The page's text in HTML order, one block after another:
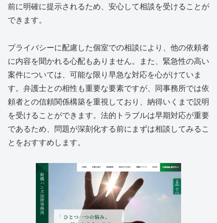
前に明確に提示されるため、安心して相談を受けることが
できます。
プライバシーに配慮した個室での相談により、他の依頼者
に内容を聞かれる心配もありません。また、緊急性の高い
案件については、可能な限り早急な対応を心がけていま
す。弁護士との相性も重要な要素ですが、同事務所では依
頼者との信頼関係構築を重視しており、納得いくまで説明
を受けることができます。法的トラブルは早期対応が重要
であるため、問題が深刻化する前にまずは相談してみるこ
とをおすすめします。